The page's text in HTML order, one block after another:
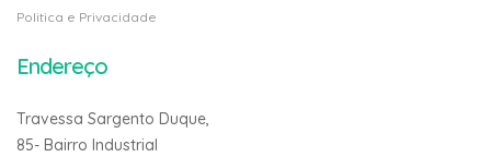
Politica e Privacidade
Endereço
Travessa Sargento Duque,
85- Bairro Industrial